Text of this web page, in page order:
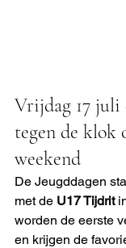
Vrijdag 17
tegen de klok
weekend
De Jeugddagen
met de U17 Tijdrit
worden de eerste
en krijgen de